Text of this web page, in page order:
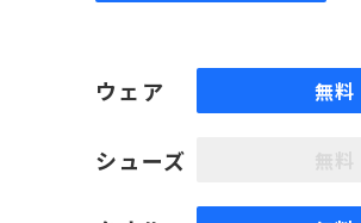
ウェア 無料
シューズ